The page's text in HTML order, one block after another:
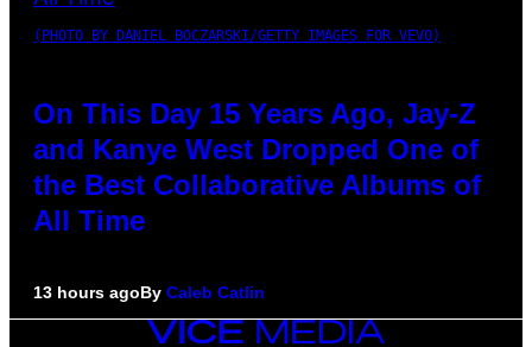
(PHOTO BY DANIEL BOCZARSKI/GETTY IMAGES FOR VEVO)
On This Day 15 Years Ago, Jay-Z
and Kanye West Dropped One of
the Best Collaborative Albums of
All Time
13 hours agoBy Caleb Catlin
VICE